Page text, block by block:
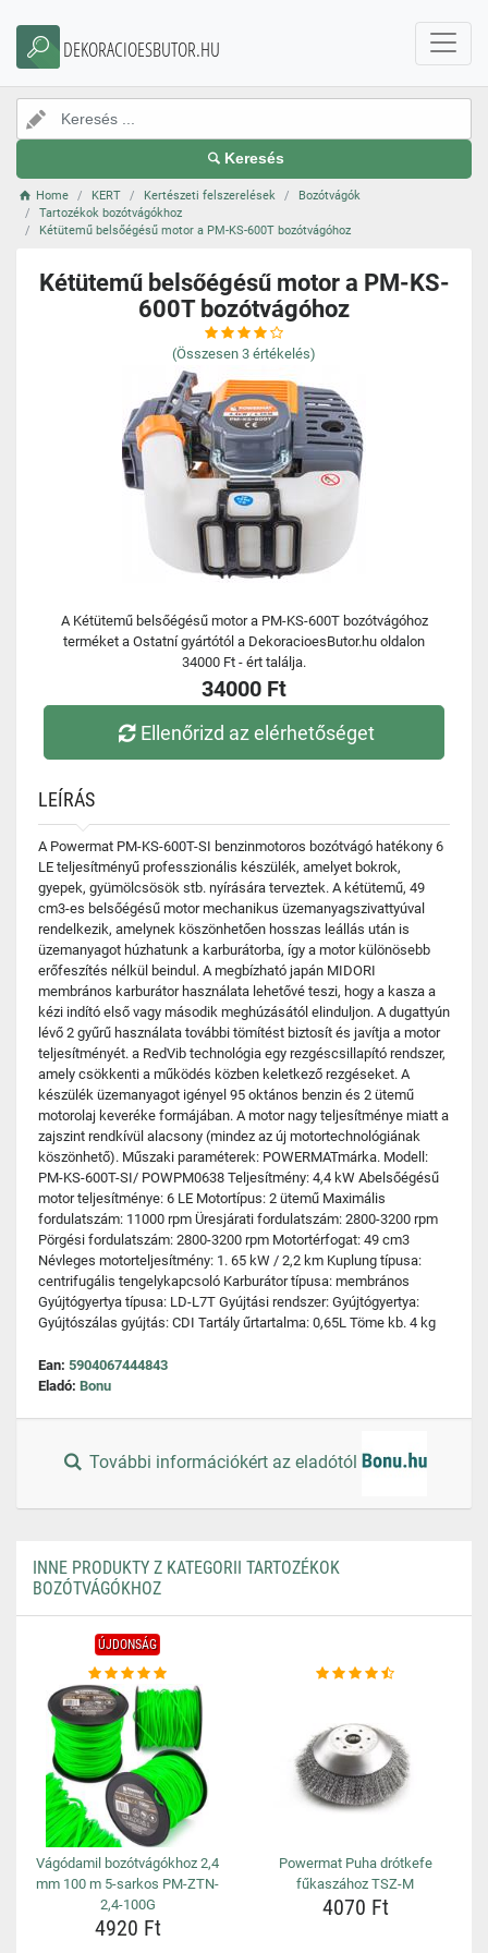
DEKORACIOESBUTOR.HU
Keresés
Home KERT Kertészeti felszerelések
Bozótvágók
Tartozékok bozótvágókhoz
Kétütemű belsőégésű motor a PM-KS-600T bozótvágóhoz
Kétütemű belsőégésű motor a PM-KS-
600T bozótvágóhoz
(Összesen 3 értékelés)
A Kétütemű belsőégésű motor a PM-KS-600T bozótvágóhoz
terméket a Ostatní gyártótól a DekoracioesButor.hu oldalon
34000 Ft - ért találja.
34000 Ft
Ellenőrizd az elérhetőséget
LEÍRÁS
A Powermat PM-KS-600T-SI benzinmotoros bozótvágó hatékony 6
LE teljesítményű professzionális készülék, amelyet bokrok,
gyepek, gyümölcsösök stb. nyírására terveztek. A kétütemű, 49
cm3-es belsőégésű motor mechanikus üzemanyagszivattyúval
rendelkezik, amelynek köszönhetően hosszas leállás után is
üzemanyagot húzhatunk a karburátorba, így a motor különösebb
erőfeszítés nélkül beindul. A megbízható japán MIDORI
membrános karburátor használata lehetővé teszi, hogy a kasza a
kézi indító első vagy második meghúzásától elinduljon. A dugattyún
lévő 2 gyűrű használata további tömítést biztosít és javítja a motor
teljesítményét. a RedVib technológia egy rezgéscsillapító rendszer,
amely csökkenti a működés közben keletkező rezgéseket. A
készülék üzemanyagot igényel 95 oktános benzin és 2 ütemű
motorolaj keveréke formájában. A motor nagy teljesítménye miatt a
zajszint rendkívül alacsony (mindez az új motortechnológiának
köszönhető). Műszaki paraméterek: POWERMATmárka. Modell:
PM-KS-600T-SI/ POWPM0638 Teljesítmény: 4,4 kW Abelsőégésű
motor teljesítménye: 6 LE Motortípus: 2 ütemű Maximális
fordulatszám: 11000 rpm Üresjárati fordulatszám: 2800-3200 rpm
Pörgési fordulatszám: 2800-3200 rpm Motortérfogat: 49 cm3
Névleges motorteljesítmény: 1. 65 kW / 2,2 km Kuplung típusa:
centrifugális tengelykapcsoló Karburátor típusa: membrános
Gyújtógyertya típusa: LD-L7T Gyújtási rendszer: Gyújtógyertya:
Gyújtószálas gyújtás: CDI Tartály űrtartalma: 0,65L Töme kb. 4 kg
Ean: 5904067444843
Eladó: Bonu
További információkért az eladótól
INNE PRODUKTY Z KATEGORII TARTOZÉKOK
BOZÓTVÁGÓKHOZ
ÚJDONSÁG
Vágódamil bozótvágókhoz 2,4
mm 100 m 5-sarkos PM-ZTN-
2,4-100G
4920 Ft
Powermat Puha drótkefe
fűkaszához TSZ-M
4070 Ft